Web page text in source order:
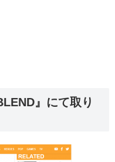
』にて取り